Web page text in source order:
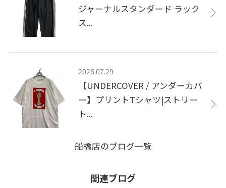
ジャーナルスタンダード ラック
ス...
2026.07.29
【UNDERCOVER / アンダーカバ
ー】プリントTシャツ|ストリー
ト...
船橋店のブログ一覧
関連ブログ